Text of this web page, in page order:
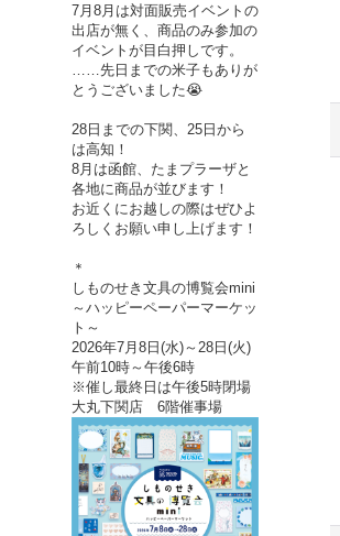
7月8月は対面販売イベントの
出店が無く、商品のみ参加の
イベントが目白押しです。
……先日までの米子もありが
とうございました😭
28日までの下関、25日から
は高知！
8月は函館、たまプラーザと
各地に商品が並びます！
お近くにお越しの際はぜひよ
ろしくお願い申し上げます！
＊
しものせき文具の博覧会mini
～ハッピーペーパーマーケッ
ト～
2026年7月8日(水)～28日(火)
午前10時～午後6時
※催し最終日は午後5時閉場
大丸下関店 6階催事場